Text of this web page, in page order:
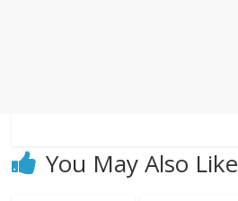
You May Also Like